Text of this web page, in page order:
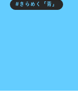
#きらめく「青」